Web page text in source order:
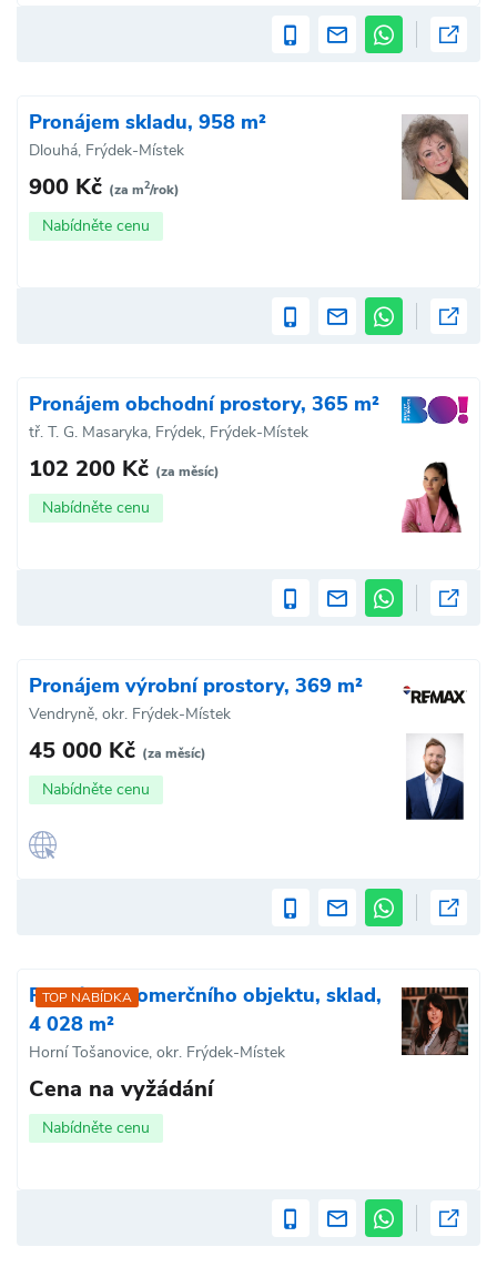
Pronájem skladu, 958 m²
Dlouhá, Frýdek-Místek
900 Kč (za m2/rok)
Nabídněte cenu
Pronájem obchodní prostory, 365 m²
tř. T. G. Masaryka, Frýdek, Frýdek-Místek
102 200 Kč (za měsíc)
Nabídněte cenu
Pronájem výrobní prostory, 369 m²
Vendryně, okr. Frýdek-Místek
45 000 Kč (za měsíc)
Nabídněte cenu
TOP NABÍDKA
Pronájem komerčního objektu, sklad,
4 028 m²
Horní Tošanovice, okr. Frýdek-Místek
Cena na vyžádání
Nabídněte cenu